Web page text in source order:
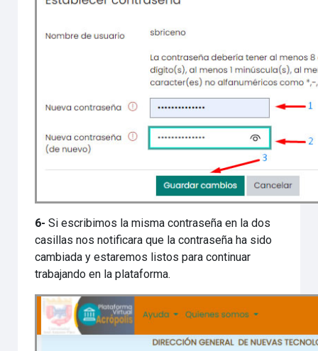
6-Si escribimos la misma contraseña en la dos
casillas nos notificara que la contraseña ha sido
cambiada y estaremos listos para continuar
trabajando en la plataforma.